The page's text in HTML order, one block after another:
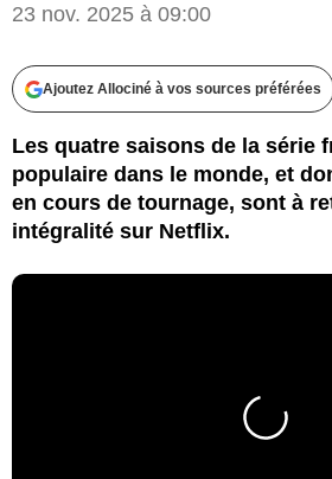
23 nov. 2025 à 09:00
Ajoutez Allociné à vos sources préférées
Les quatre saisons de la série
populaire dans le monde, et
en cours de tournage, sont à
intégralité sur Netflix.